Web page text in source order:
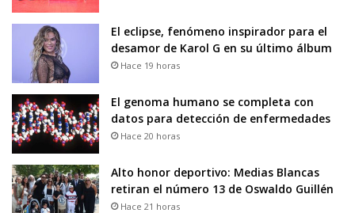
El eclipse, fenómeno inspirador para el
desamor de Karol G en su último álbum
Hace 19 horas
El genoma humano se completa con
datos para detección de enfermedades
Hace 20 horas
Alto honor deportivo: Medias Blancas
retiran el número 13 de Oswaldo Guillén
Hace 21 horas